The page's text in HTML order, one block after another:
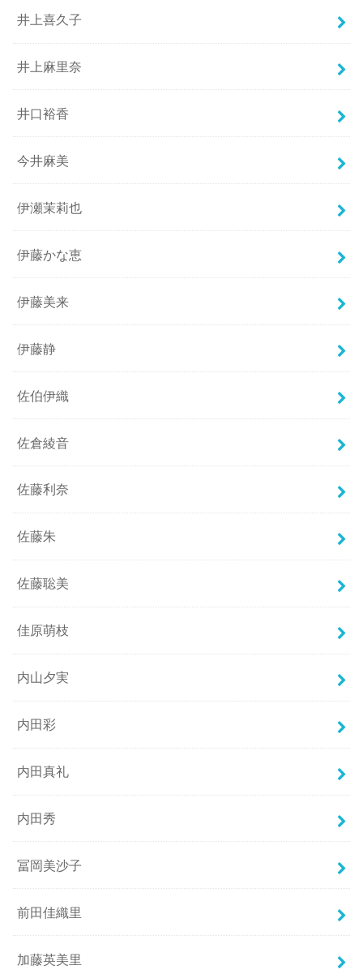
井上喜久子
井上麻里奈
井口裕香
今井麻美
伊瀬茉莉也
伊藤かな恵
伊藤美来
伊藤静
佐伯伊織
佐倉綾音
佐藤利奈
佐藤朱
佐藤聡美
佳原萌枝
内山夕実
内田彩
内田真礼
内田秀
冨岡美沙子
前田佳織里
加藤英美里